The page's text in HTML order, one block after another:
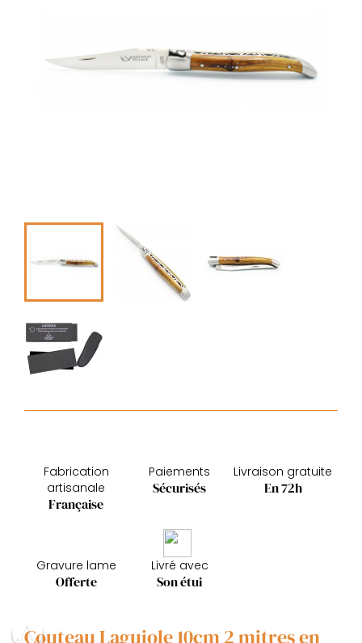
Fabrication
artisanale
Française
Paiements
Sécurisés
Livraison gratuite
En 72h
Gravure lame
Offerte
Livré avec
Son étui
Couteau Laguiole 10cm 2 mitres en